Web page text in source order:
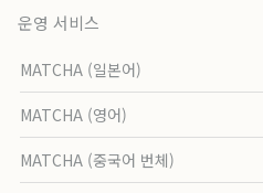
운영 서비스
MATCHA (일본어)
MATCHA (영어)
MATCHA (중국어 번체)